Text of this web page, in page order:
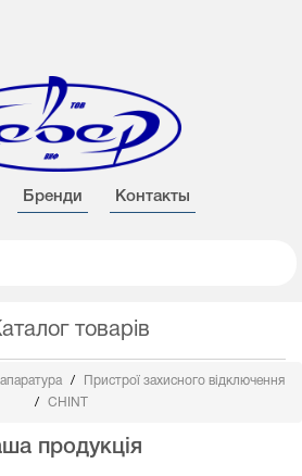
Бренди Контакты
товарів
Пристрої захисного відключення
CHINT
продукція